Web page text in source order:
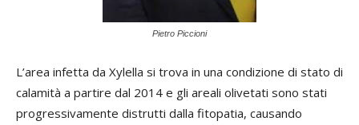
Pietro Piccioni
L’area infetta da Xylella si trova in una condizione di stato di
calamità a partire dal 2014 e gli areali olivetati sono stati
progressivamente distrutti dalla fitopatia, causando